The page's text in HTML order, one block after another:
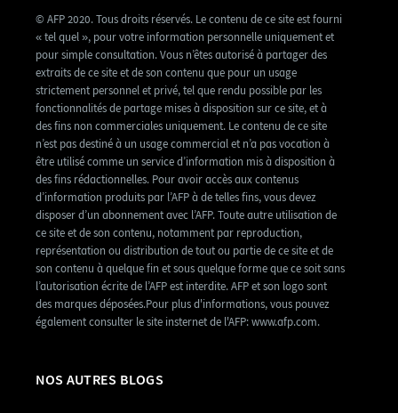
© AFP 2020. Tous droits réservés. Le contenu de ce site est fourni
« tel quel », pour votre information personnelle uniquement et
pour simple consultation. Vous n’êtes autorisé à partager des
extraits de ce site et de son contenu que pour un usage
strictement personnel et privé, tel que rendu possible par les
fonctionnalités de partage mises à disposition sur ce site, et à
des fins non commerciales uniquement. Le contenu de ce site
n’est pas destiné à un usage commercial et n’a pas vocation à
être utilisé comme un service d’information mis à disposition à
des fins rédactionnelles. Pour avoir accès aux contenus
d’information produits par l’AFP à de telles fins, vous devez
disposer d’un abonnement avec l’AFP. Toute autre utilisation de
ce site et de son contenu, notamment par reproduction,
représentation ou distribution de tout ou partie de ce site et de
son contenu à quelque fin et sous quelque forme que ce soit sans
l’autorisation écrite de l’AFP est interdite. AFP et son logo sont
des marques déposées.Pour plus d'informations, vous pouvez
également consulter le site insternet de l'AFP: www.afp.com.
NOS AUTRES BLOGS